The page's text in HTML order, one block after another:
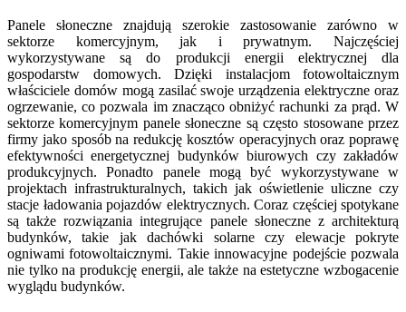
Panele słoneczne znajdują szerokie zastosowanie zarówno w
sektorze komercyjnym, jak i prywatnym. Najczęściej
wykorzystywane są do produkcji energii elektrycznej dla
gospodarstw domowych. Dzięki instalacjom fotowoltaicznym
właściciele domów mogą zasilać swoje urządzenia elektryczne oraz
ogrzewanie, co pozwala im znacząco obniżyć rachunki za prąd. W
sektorze komercyjnym panele słoneczne są często stosowane przez
firmy jako sposób na redukcję kosztów operacyjnych oraz poprawę
efektywności energetycznej budynków biurowych czy zakładów
produkcyjnych. Ponadto panele mogą być wykorzystywane w
projektach infrastrukturalnych, takich jak oświetlenie uliczne czy
stacje ładowania pojazdów elektrycznych. Coraz częściej spotykane
są także rozwiązania integrujące panele słoneczne z architekturą
budynków, takie jak dachówki solarne czy elewacje pokryte
ogniwami fotowoltaicznymi. Takie innowacyjne podejście pozwala
nie tylko na produkcję energii, ale także na estetyczne wzbogacenie
wyglądu budynków.